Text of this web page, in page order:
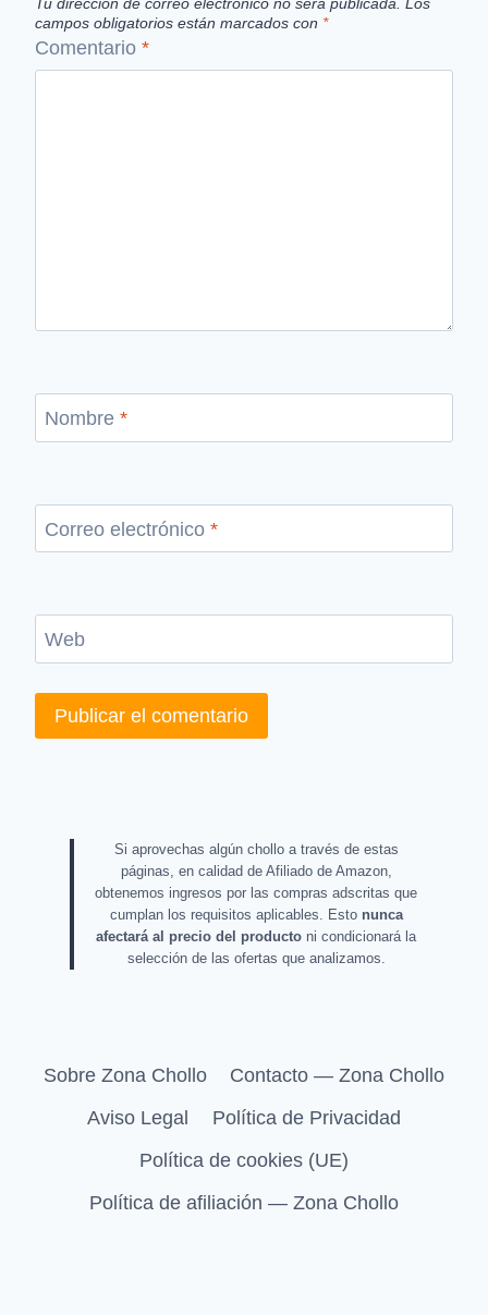
campos obligatorios están marcados con *
Comentario *
Nombre *
Correo electrónico *
Web
Si aprovechas algún chollo a través de estas
páginas, en calidad de Afiliado de Amazon,
obtenemos ingresos por las compras adscritas que
cumplan los requisitos aplicables. Esto nunca
afectará al precio del producto ni condicionará la
selección de las ofertas que analizamos.
Sobre Zona Chollo
Contacto — Zona Chollo
Aviso Legal
Política de Privacidad
Política de cookies (UE)
Política de afiliación — Zona Chollo